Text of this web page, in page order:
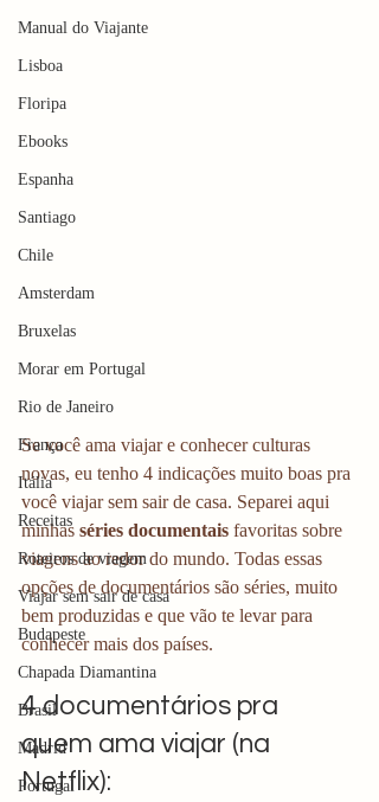
Manual do Viajante
Lisboa
Floripa
Ebooks
Espanha
Santiago
Chile
Amsterdam
Bruxelas
Morar em Portugal
Rio de Janeiro
França
Itália
Receitas
Roteiros de viagem
Viajar sem sair de casa
Budapeste
Chapada Diamantina
Brasil
Madrid
Portugal
Se você ama viajar e conhecer culturas
novas, eu tenho 4 indicações muito boas pra
você viajar sem sair de casa. Separei aqui
minhas séries documentais favoritas sobre
viagens ao redor do mundo. Todas essas
opções de documentários são séries, muito
bem produzidas e que vão te levar para
conhecer mais dos países.
4 documentários pra
quem ama viajar (na
Netflix):